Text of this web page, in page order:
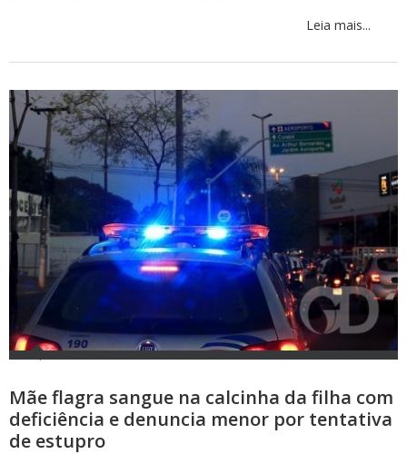
Leia mais...
Mãe flagra sangue na calcinha da filha com
deficiência e denuncia menor por tentativa
de estupro